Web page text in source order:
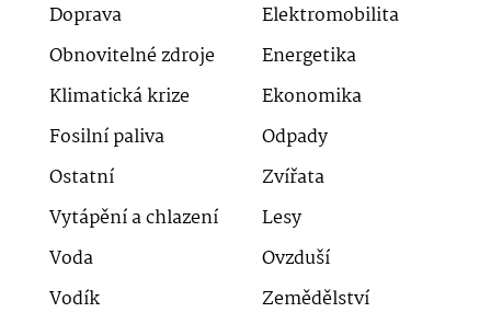
Doprava
Elektromobilita
Obnovitelné zdroje
Energetika
Klimatická krize
Ekonomika
Fosilní paliva
Odpady
Ostatní
Zvířata
Vytápění a chlazení
Lesy
Voda
Ovzduší
Vodík
Zemědělství